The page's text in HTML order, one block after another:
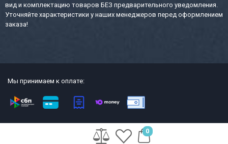
0
вид и комплектацию товаров БЕЗ предварительного уведомления.
Уточняйте характеристики у наших менеджеров перед оформлением
заказа!
Мы принимаем к оплате:
2013-2026 СТР интернет-магазин сейфов и металлической офисной
мебели